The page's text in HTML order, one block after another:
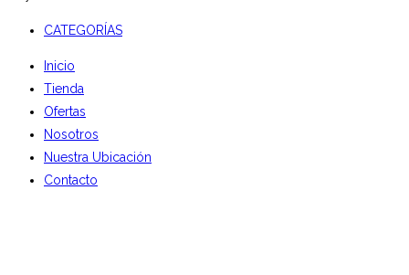
CATEGORÍAS
Inicio
Tienda
Ofertas
Nosotros
Nuestra Ubicación
Contacto